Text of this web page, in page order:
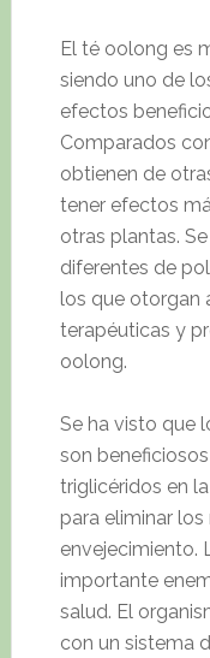
El té oolong es
siendo uno de
efectos
Comparados
obtienen de
tener efectos
otras plantas.
diferentes de
los que otorgan
terapéuticas y
oolong.
Se ha visto que
son
triglicéridos en
para eliminar
envejecimiento.
importante
salud. El
con un sistema